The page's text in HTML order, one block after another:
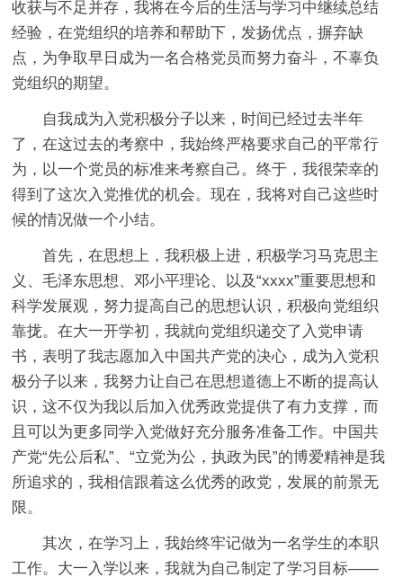
收获与不足并存，我将在今后的生活与学习中继续总结
经验，在党组织的培养和帮助下，发扬优点，摒弃缺
点，为争取早日成为一名合格党员而努力奋斗，不辜负
党组织的期望。
自我成为入党积极分子以来，时间已经过去半年
了，在这过去的考察中，我始终严格要求自己的平常行
为，以一个党员的标准来考察自己。终于，我很荣幸的
得到了这次入党推优的机会。现在，我将对自己这些时
候的情况做一个小结。
首先，在思想上，我积极上进，积极学习马克思主
义、毛泽东思想、邓小平理论、以及“xxxx”重要思想和
科学发展观，努力提高自己的思想认识，积极向党组织
靠拢。在大一开学初，我就向党组织递交了入党申请
书，表明了我志愿加入中国共产党的决心，成为入党积
极分子以来，我努力让自己在思想道德上不断的提高认
识，这不仅为我以后加入优秀政党提供了有力支撑，而
且可以为更多同学入党做好充分服务准备工作。中国共
产党“先公后私”、“立党为公，执政为民”的博爱精神是我
所追求的，我相信跟着这么优秀的政党，发展的前景无
限。
其次，在学习上，我始终牢记做为一名学生的本职
工作。大一入学以来，我就为自己制定了学习目标——